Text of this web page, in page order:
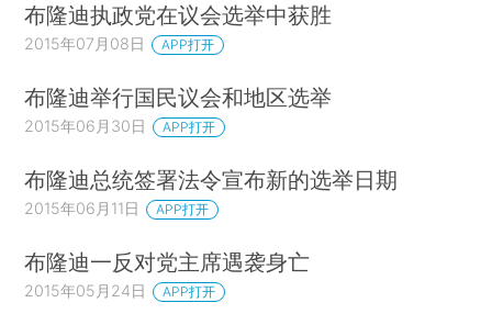
布隆迪执政党在议会选举中获胜
2015年07月08日 APP打开
布隆迪举行国民议会和地区选举
2015年06月30日 APP打开
布隆迪总统签署法令宣布新的选举日期
2015年06月11日 APP打开
布隆迪一反对党主席遇袭身亡
2015年05月24日 APP打开